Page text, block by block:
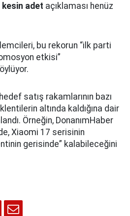
kesin adet açıklaması henüz
bu rekorun “ilk parti
etkisi”
satış rakamlarının bazı
altında kaldığına dair
Örneğin, DonanımHaber
Xiaomi 17 serisinin
gerisinde” kalabileceğini